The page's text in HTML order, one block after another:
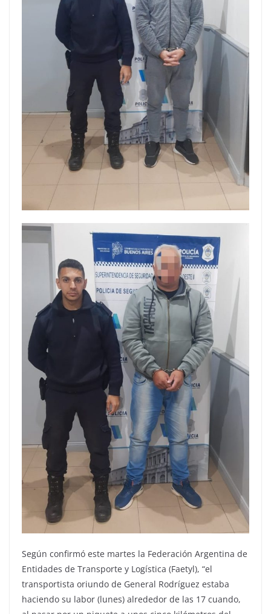
Según confirmó este martes la Federación Argentina de
Entidades de Transporte y Logística (Faetyl), “el
transportista oriundo de General Rodríguez estaba
haciendo su labor (lunes) alrededor de las 17 cuando,